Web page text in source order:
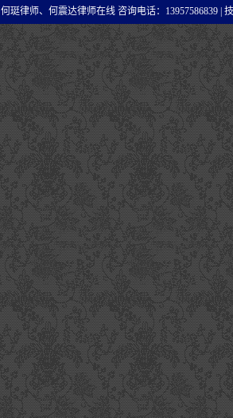
何珽律师、何震达律师在线 咨询电话：13957586839 |